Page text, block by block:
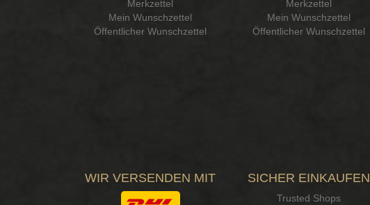
Merkzettel
Mein Wunschzettel
Öffentlicher Wunschzettel
Merkzettel
Mein Wunschzettel
Öffentlicher Wunschzettel
WIR VERSENDEN MIT SICHER EINKAUFEN
Trusted Shops